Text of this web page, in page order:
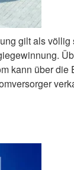
gilt als völlig
kann über die